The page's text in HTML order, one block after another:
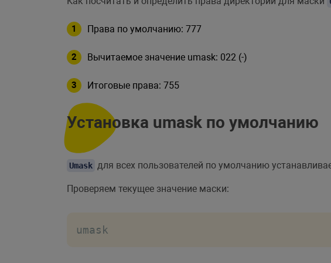
Права по умолчанию: 777
Вычитаемое значение umask: 022 (-)
Итоговые права: 755
Установка umask по умолчанию
Umask для всех пользователей по умолчанию
Проверяем текущее значение маски:
umask